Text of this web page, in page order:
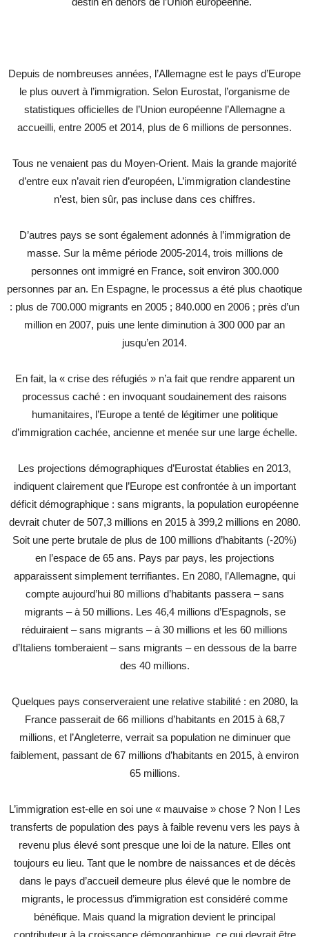
Depuis de nombreuses années, l’Allemagne est le pays d’Europe
le plus ouvert à l’immigration. Selon Eurostat, l’organisme de
statistiques officielles de l’Union européenne l’Allemagne a
accueilli, entre 2005 et 2014, plus de 6 millions de personnes.
Tous ne venaient pas du Moyen-Orient. Mais la grande majorité
d’entre eux n’avait rien d’européen, L’immigration clandestine
n’est, bien sûr, pas incluse dans ces chiffres.
D’autres pays se sont également adonnés à l’immigration de
masse. Sur la même période 2005-2014, trois millions de
personnes ont immigré en France, soit environ 300.000
personnes par an. En Espagne, le processus a été plus chaotique
: plus de 700.000 migrants en 2005 ; 840.000 en 2006 ; près d’un
million en 2007, puis une lente diminution à 300 000 par an
jusqu’en 2014.
En fait, la « crise des réfugiés » n’a fait que rendre apparent un
processus caché : en invoquant soudainement des raisons
humanitaires, l’Europe a tenté de légitimer une politique
d’immigration cachée, ancienne et menée sur une large échelle.
Les projections démographiques d’Eurostat établies en 2013,
indiquent clairement que l’Europe est confrontée à un important
déficit démographique : sans migrants, la population européenne
devrait chuter de 507,3 millions en 2015 à 399,2 millions en 2080.
Soit une perte brutale de plus de 100 millions d’habitants (-20%)
en l’espace de 65 ans. Pays par pays, les projections
apparaissent simplement terrifiantes. En 2080, l’Allemagne, qui
compte aujourd’hui 80 millions d’habitants passera – sans
migrants – à 50 millions. Les 46,4 millions d’Espagnols, se
réduiraient – sans migrants – à 30 millions et les 60 millions
d’Italiens tomberaient – sans migrants – en dessous de la barre
des 40 millions.
Quelques pays conserveraient une relative stabilité : en 2080, la
France passerait de 66 millions d’habitants en 2015 à 68,7
millions, et l’Angleterre, verrait sa population ne diminuer que
faiblement, passant de 67 millions d’habitants en 2015, à environ
65 millions.
L’immigration est-elle en soi une « mauvaise » chose ? Non ! Les
transferts de population des pays à faible revenu vers les pays à
revenu plus élevé sont presque une loi de la nature. Elles ont
toujours eu lieu. Tant que le nombre de naissances et de décès
dans le pays d’accueil demeure plus élevé que le nombre de
migrants, le processus d’immigration est considéré comme
bénéfique. Mais quand la migration devient le principal
contributeur à la croissance démographique, ce qui devrait être